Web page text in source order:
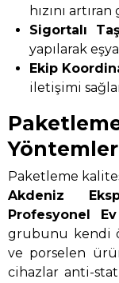
hızını
Sigortalı
yapılarak
Ekip
iletişimi
Paketleme
Akdeniz
Profesyonel Ev
grubunu kendi
ve porselen
cihazlar anti-